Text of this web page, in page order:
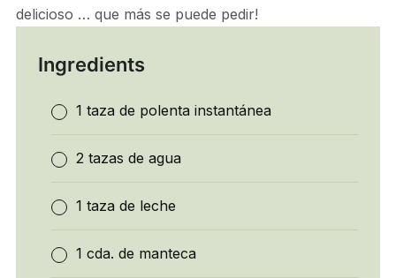
delicioso … que más se puede pedir!
Ingredients
1 taza de polenta instantánea
2 tazas de agua
1 taza de leche
1 cda. de manteca